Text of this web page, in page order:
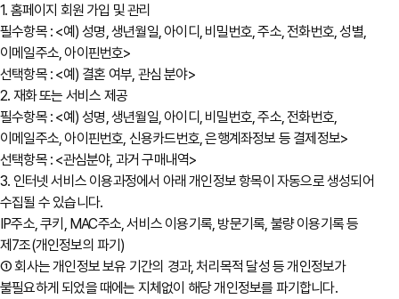
1. 홈페이지 회원 가입 및 관리
필수항목 : <예) 성명, 생년월일, 아이디, 비밀번호, 주소, 전화번호, 성별,
이메일주소, 아이핀번호>
선택항목 : <예) 결혼 여부, 관심 분야>
2. 재화 또는 서비스 제공
필수항목 : <예) 성명, 생년월일, 아이디, 비밀번호, 주소, 전화번호,
이메일주소, 아이핀번호, 신용카드번호, 은행계좌정보 등 결제정보>
선택항목 : <관심분야, 과거 구매내역>
3. 인터넷 서비스 이용과정에서 아래 개인정보 항목이 자동으로 생성되어
수집될 수 있습니다.
IP주소, 쿠키, MAC주소, 서비스 이용기록, 방문기록, 불량 이용기록 등
제7조(개인정보의 파기)
① 회사는 개인정보 보유 기간의 경과, 처리목적 달성 등 개인정보가
불필요하게 되었을 때에는 지체없이 해당 개인정보를 파기합니다.